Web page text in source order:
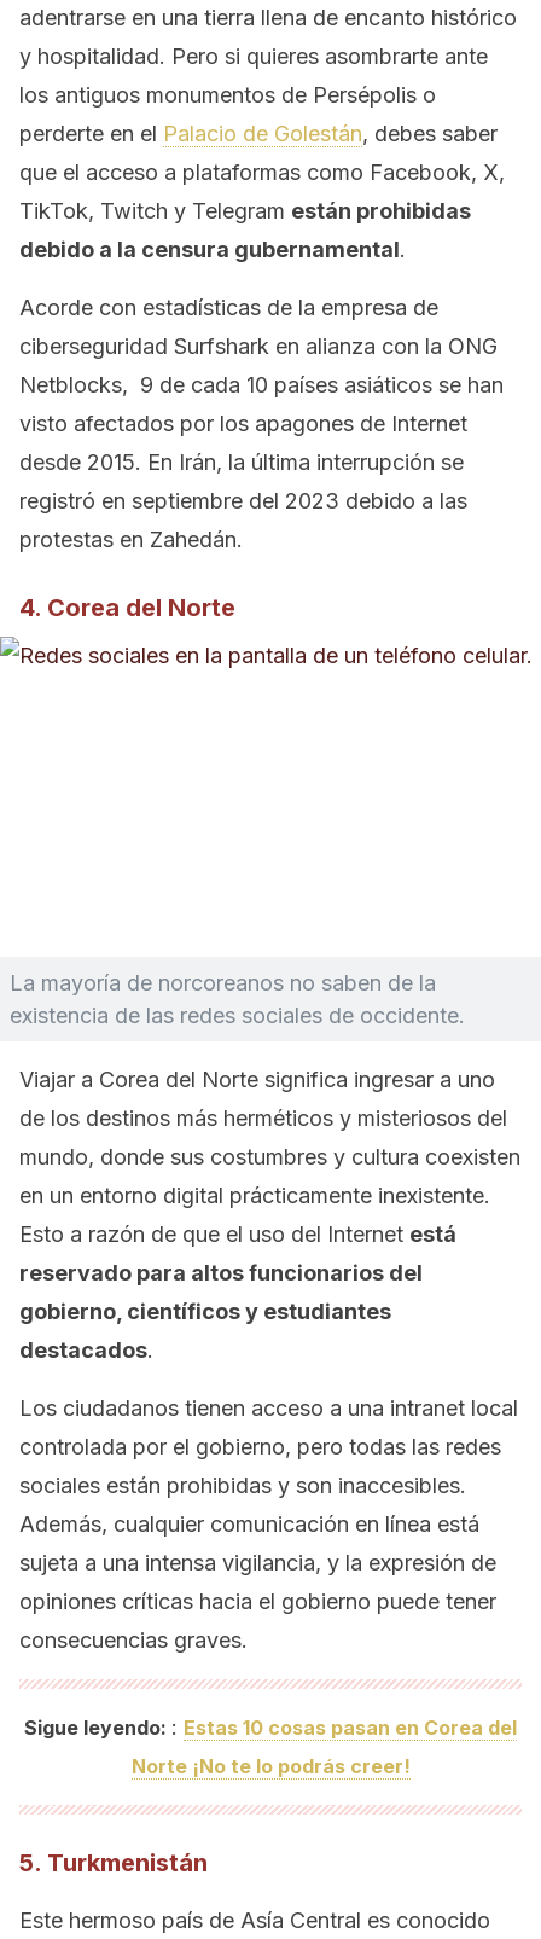
adentrarse en una tierra llena de encanto histórico
y hospitalidad. Pero si quieres asombrarte ante
los antiguos monumentos de Persépolis o
perderte en el Palacio de Golestán, debes saber
que el acceso a plataformas como Facebook, X,
TikTok, Twitch y Telegram están prohibidas
debido a la censura gubernamental.
Acorde con estadísticas de la empresa de
ciberseguridad Surfshark en alianza con la ONG
Netblocks, 9 de cada 10 países asiáticos se han
visto afectados por los apagones de Internet
desde 2015. En Irán, la última interrupción se
registró en septiembre del 2023 debido a las
protestas en Zahedán.
4. Corea del Norte
La mayoría de norcoreanos no saben de la
existencia de las redes sociales de occidente.
Viajar a Corea del Norte significa ingresar a uno
de los destinos más herméticos y misteriosos del
mundo, donde sus costumbres y cultura coexisten
en un entorno digital prácticamente inexistente.
Esto a razón de que el uso del Internet está
reservado para altos funcionarios del
gobierno, científicos y estudiantes
destacados.
Los ciudadanos tienen acceso a una intranet local
controlada por el gobierno, pero todas las redes
sociales están prohibidas y son inaccesibles.
Además, cualquier comunicación en línea está
sujeta a una intensa vigilancia, y la expresión de
opiniones críticas hacia el gobierno puede tener
consecuencias graves.
Sigue leyendo: : Estas 10 cosas pasan en Corea del
Norte ¡No te lo podrás creer!
5. Turkmenistán
Este hermoso país de Asía Central es conocido